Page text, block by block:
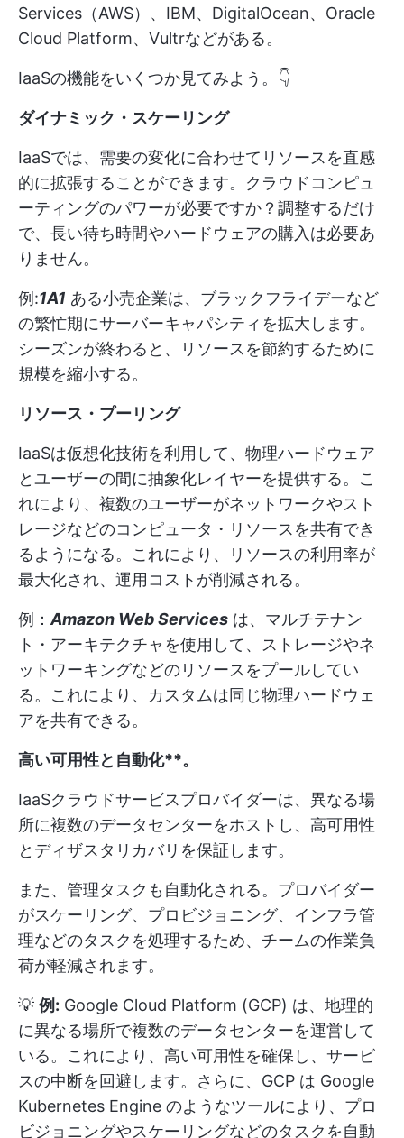
Services（AWS）、IBM、DigitalOcean、Oracle
Cloud Platform、Vultrなどがある。
IaaSの機能をいくつか見てみよう。👇
ダイナミック・スケーリング
IaaSでは、需要の変化に合わせてリソースを直感
的に拡張することができます。クラウドコンピュ
ーティングのパワーが必要ですか？調整するだけ
で、長い待ち時間やハードウェアの購入は必要あ
りません。
例:1A1 ある小売企業は、ブラックフライデーなど
の繁忙期にサーバーキャパシティを拡大します。
シーズンが終わると、リソースを節約するために
規模を縮小する。
リソース・プーリング
IaaSは仮想化技術を利用して、物理ハードウェア
とユーザーの間に抽象化レイヤーを提供する。こ
れにより、複数のユーザーがネットワークやスト
レージなどのコンピュータ・リソースを共有でき
るようになる。これにより、リソースの利用率が
最大化され、運用コストが削減される。
例： Amazon Web Services は、マルチテナン
ト・アーキテクチャを使用して、ストレージやネ
ットワーキングなどのリソースをプールしてい
る。これにより、カスタムは同じ物理ハードウェ
アを共有できる。
高い可用性と自動化**。
IaaSクラウドサービスプロバイダーは、異なる場
所に複数のデータセンターをホストし、高可用性
とディザスタリカバリを保証します。
また、管理タスクも自動化される。プロバイダー
がスケーリング、プロビジョニング、インフラ管
理などのタスクを処理するため、チームの作業負
荷が軽減されます。
💡 例: Google Cloud Platform (GCP) は、地理的
に異なる場所で複数のデータセンターを運営して
いる。これにより、高い可用性を確保し、サービ
スの中断を回避します。さらに、GCP は Google
Kubernetes Engine のようなツールにより、プロ
ビジョニングやスケーリングなどのタスクを自動